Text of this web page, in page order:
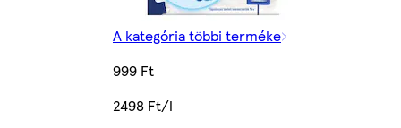
A kategória többi terméke
999 Ft
2498 Ft/l